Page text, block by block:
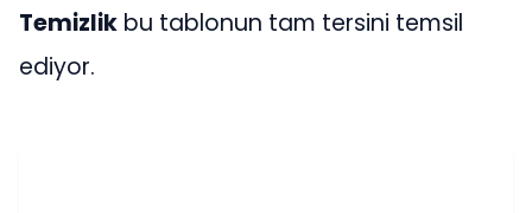
Temizlik bu tablonun tam tersini temsil
ediyor.